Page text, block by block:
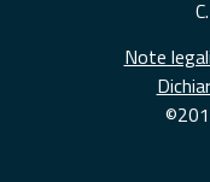
Note legali